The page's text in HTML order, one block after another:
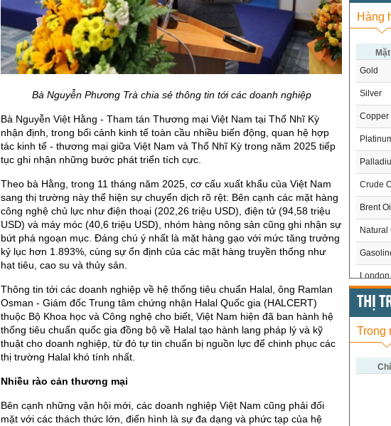
Bà Nguyễn Phương Trà chia sẻ thông tin tới các doanh nghiệp
Bà Nguyễn Việt Hằng - Tham tán Thương mại Việt Nam tại Thổ Nhĩ Kỳ
nhận định, trong bối cảnh kinh tế toàn cầu nhiều biến động, quan hệ hợp
tác kinh tế - thương mại giữa Việt Nam và Thổ Nhĩ Kỳ trong năm 2025 tiếp
tục ghi nhận những bước phát triển tích cực.
Theo bà Hằng, trong 11 tháng năm 2025, cơ cấu xuất khẩu của Việt Nam
sang thị trường này thể hiện sự chuyển dịch rõ rệt: Bên cạnh các mặt hàng
công nghệ chủ lực như điện thoại (202,26 triệu USD), điện tử (94,58 triệu
USD) và máy móc (40,6 triệu USD), nhóm hàng nông sản cũng ghi nhận sự
bứt phá ngoạn mục. Đáng chú ý nhất là mặt hàng gạo với mức tăng trưởng
kỷ lục hơn 1.893%, cùng sự ổn định của các mặt hàng truyền thống như
hạt tiêu, cao su và thủy sản.
Thông tin tới các doanh nghiệp về hệ thống tiêu chuẩn Halal, ông Ramlan
Osman - Giám đốc Trung tâm chứng nhận Halal Quốc gia (HALCERT)
thuộc Bộ Khoa học và Công nghệ cho biết, Việt Nam hiện đã ban hành hệ
thống tiêu chuẩn quốc gia đồng bộ về Halal tạo hành lang pháp lý và kỹ
thuật cho doanh nghiệp, từ đó tự tin chuẩn bị nguồn lực để chinh phục các
thị trường Halal khó tính nhất.
Nhiều rào cản thương mại
Bên cạnh những vận hội mới, các doanh nghiệp Việt Nam cũng phải đối
mặt với các thách thức lớn, điển hình là sự đa dạng và phức tạp của hệ
Hàng
Gold
Silver
Copper
Crude
Brent
Natural
London
US
US
US
THỊ
Trong